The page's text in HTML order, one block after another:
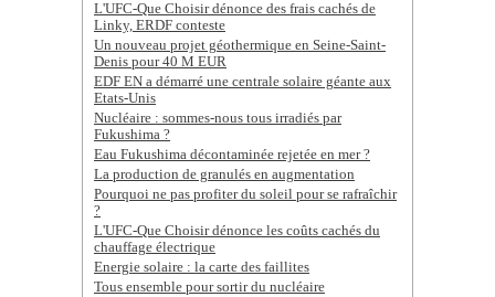
L'UFC-Que Choisir dénonce des frais cachés de
Linky, ERDF conteste
Un nouveau projet géothermique en Seine-Saint-
Denis pour 40 M EUR
EDF EN a démarré une centrale solaire géante aux
Etats-Unis
Nucléaire : sommes-nous tous irradiés par
Fukushima ?
Eau Fukushima décontaminée rejetée en mer ?
La production de granulés en augmentation
Pourquoi ne pas profiter du soleil pour se rafraîchir
?
L'UFC-Que Choisir dénonce les coûts cachés du
chauffage électrique
Energie solaire : la carte des faillites
Tous ensemble pour sortir du nucléaire